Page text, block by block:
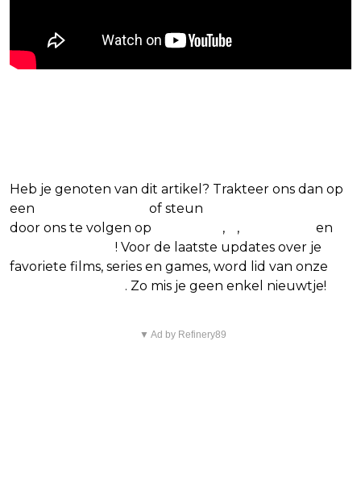
Heb je genoten van dit artikel? Trakteer ons dan op
een
of steun
door ons te volgen op
, ,
en
! Voor de laatste updates over je
favoriete films, series en games, word lid van onze
. Zo mis je geen enkel nieuwtje!
▼ Ad by Refinery89